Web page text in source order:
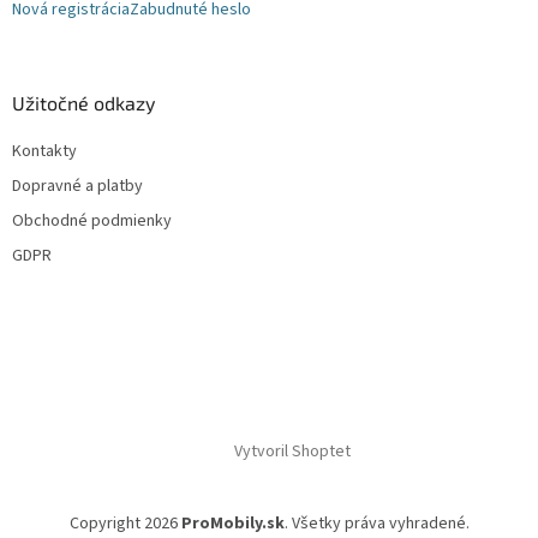
Nová registráciaZabudnuté heslo
Užitočné odkazy
Kontakty
Dopravné a platby
Obchodné podmienky
GDPR
Vytvoril Shoptet
Copyright 2026 ProMobily.sk. Všetky práva vyhradené.